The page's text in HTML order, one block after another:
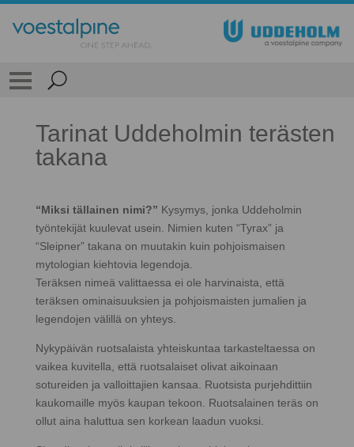
Tarinat Uddeholmin terästen
takana
“Miksi tällainen nimi?” Kysymys, jonka Uddeholmin
työntekijät kuulevat usein. Nimien kuten “Tyrax” ja
“Sleipner” takana on muutakin kuin pohjoismaisen
mytologian kiehtovia legendoja.
Teräksen nimeä valittaessa ei ole harvinaista, että
teräksen ominaisuuksien ja pohjoismaisten jumalien ja
legendojen välillä on yhteys.
Nykypäivän ruotsalaista yhteiskuntaa tarkasteltaessa on
vaikea kuvitella, että ruotsalaiset olivat aikoinaan
sotureiden ja valloittajien kansaa. Ruotsista purjehdittiin
kaukomaille myös kaupan tekoon. Ruotsalainen teräs on
ollut aina haluttua sen korkean laadun vuoksi.